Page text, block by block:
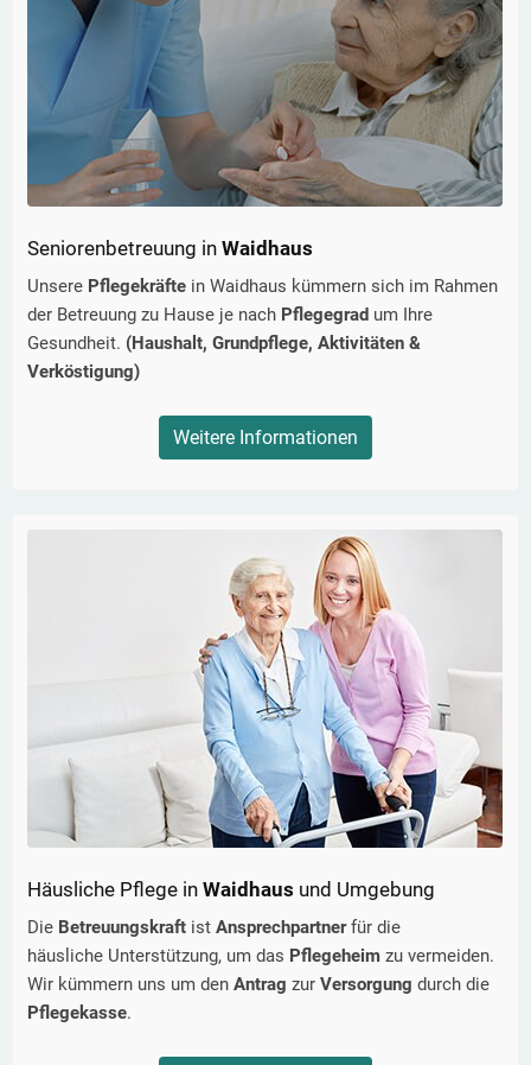
Seniorenbetreuung in Waidhaus
Unsere Pflegekräfte in Waidhaus kümmern sich im Rahmen
der Betreuung zu Hause je nach Pflegegrad um Ihre
Gesundheit. (Haushalt, Grundpflege, Aktivitäten &
Verköstigung)
Weitere Informationen
Häusliche Pflege in Waidhaus und Umgebung
Die Betreuungskraft ist Ansprechpartnerfür die
häusliche Unterstützung, um das Pflegeheim zu vermeiden.
Wir kümmern uns um den Antrag zur Versorgung durch die
Pflegekasse.